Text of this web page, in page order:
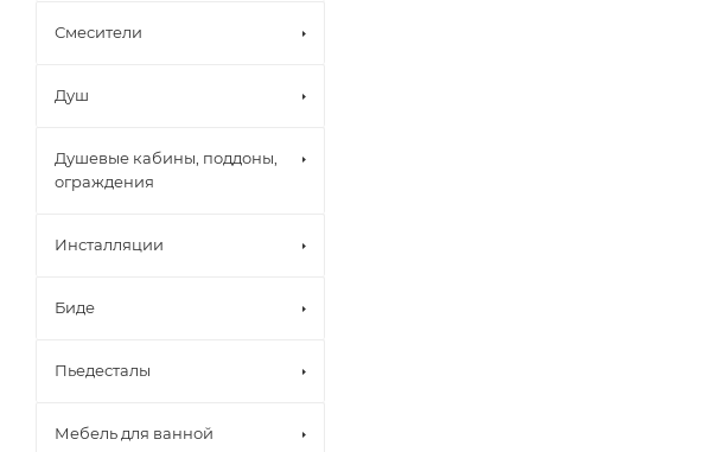
Смесители
Душ
Душевые кабины, поддоны,
ограждения
Инсталляции
Биде
Пьедесталы
Мебель для ванной